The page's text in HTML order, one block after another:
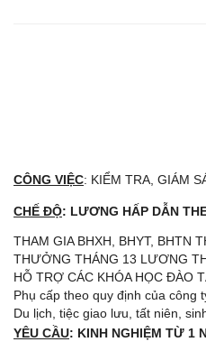
CÔNG VIỆC: KIỂM TRA, GIÁM
CHẾ ĐỘ: LƯƠNG HẤP DẪN
THAM GIA BHXH, BHYT, BHTN
THƯỞNG THÁNG 13 LƯƠNG
HỖ TRỢ CÁC KHÓA HỌC ĐÀO
Phụ cấp theo quy định của công
Du lịch, tiệc giao lưu, tất niên,
YÊU CẦU: KINH NGHIỆM TỪ 1